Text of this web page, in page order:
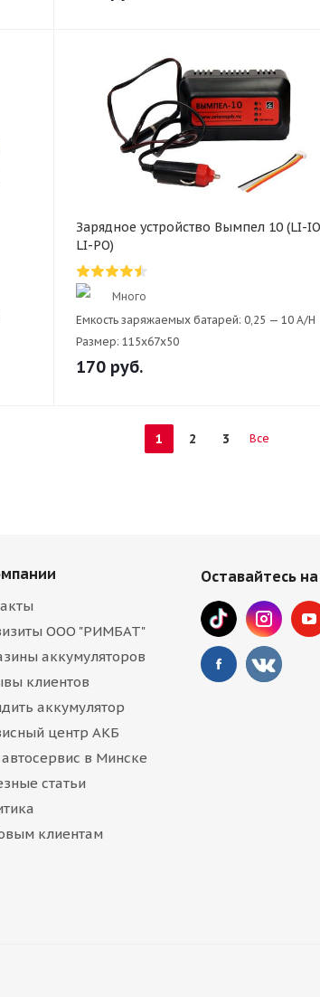
Зарядное устройство Вымпел 10 (LI-
LI-PO)
Много
Емкость заряжаемых батарей: 0,25 — 10 A/H
Размер: 115х67x50
170 руб.
1 2 3 Все
ООО "РИМБАТ"
аккумуляторов
клиентов
аккумулятор
центр АКБ
в Минске
статьи
клиентам
Оставайтесь на